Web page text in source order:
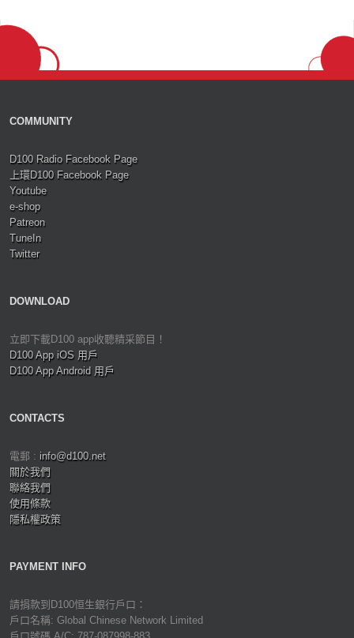
COMMUNITY
D100 Radio Facebook Page
上環D100 Facebook Page
Youtube
e-shop
Patreon
TuneIn
Twitter
DOWNLOAD
立即下載D100 app收聽精采節目！
D100 App iOS 用戶
D100 App Android 用戶
CONTACTS
電郵 : info@d100.net
關於我們
聯絡我們
使用條款
隱私權政策
PAYMENT INFO
請捐款到D100恒生銀行戶口：
戶口名稱: Global Chinese Network Limited